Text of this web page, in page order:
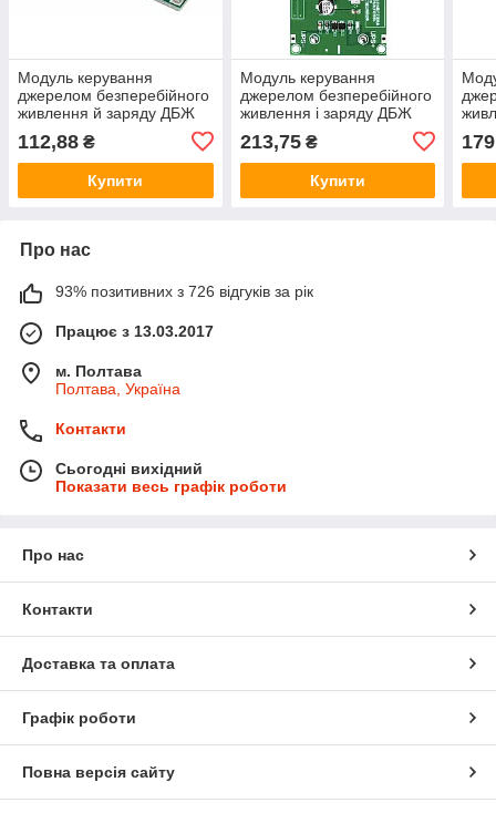
Модуль керування
джерелом безперебійного
живлення й заряду ДБЖ
UPS — 12 В 1 А, працює
від 18650 батареї
112,88 ₴
Купити
Модуль керування
джерелом безперебійного
живлення і заряду ДБЖ
UPS — 12 В 3 А, працює
від 2x18650, Тype-C
213,75₴
Купити
Про нас
93% позитивних з 726 відгуків за рік
Працює з 13.03.2017
м. Полтава
Полтава, Україна
Контакти
Сьогодні вихідний
Показати весь графік роботи
Про нас
Контакти
Доставка та оплата
Графік роботи
Повна версія сайту